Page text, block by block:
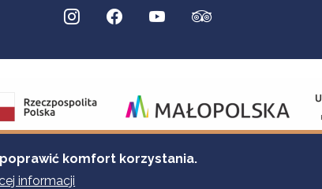
komfort korzystania.
informacji